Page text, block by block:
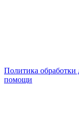
Политика обработки
помощи